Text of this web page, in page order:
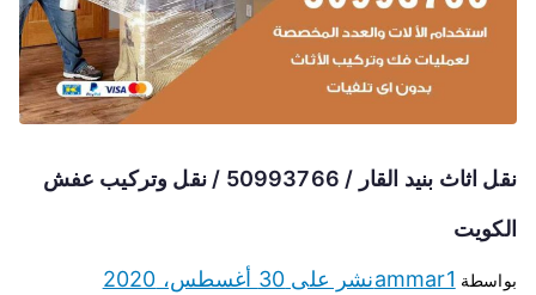
نقل اثاث بنيد القار / 50993766 / نقل وتركيب عفش
الكويت
بواسطة ammar1نشر على 30 أغسطس، 2020